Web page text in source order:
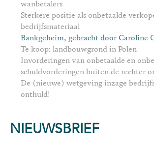
wanbetalers
Sterkere positie als onbetaalde
bedrijfsmateriaal
Bankgeheim, gebracht door Caroline
Te koop: landbouwgrond in Polen
Invorderingen van onbetaalde en
schuldvorderingen buiten de rechter
De (nieuwe) wetgeving inzage
onthuld!
NIEUWSBRIEF